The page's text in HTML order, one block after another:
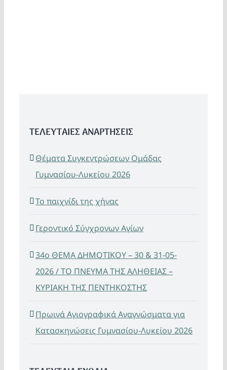
ΤΕΛΕΥΤΑΙΕΣ ΑΝΑΡΤΗΣΕΙΣ
Θέματα Συγκεντρώσεων Ομάδας
Γυμνασίου-Λυκείου 2026
Το παιχνίδι της χήνας
Γεροντικό Σύγχρονων Αγίων
34ο ΘΕΜΑ ΔΗΜΟΤΙΚΟΥ – 30 & 31-05-
2026 / ΤΟ ΠΝΕΥΜΑ ΤΗΣ ΑΛΗΘΕΙΑΣ –
ΚΥΡΙΑΚΗ ΤΗΣ ΠΕΝΤΗΚΟΣΤΗΣ
Πρωινά Αγιογραφικά Αναγνώσματα για
Κατασκηνώσεις Γυμνασίου-Λυκείου 2026